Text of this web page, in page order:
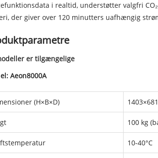
i realtid, understøtter valgfri
der giver over 120 minutters uafhængig
er tilgængelige
Aeon8000A
(H×B×D)
100 kg
10-40°C